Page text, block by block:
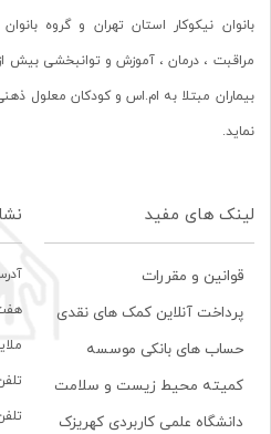
بانوان نیکوکار استان تهران و گروه
بیماران مبتلا به ام.اس و کودکان معلول
نماید.
لینک های مفید
قوانین و مقررات
پرداخت آنلاین کمک های نقدی
حساب های بانکی موسسه
کمیته محیط زیست و سلامت
دانشگاه علمی کاربردی کهریزک
تلفن